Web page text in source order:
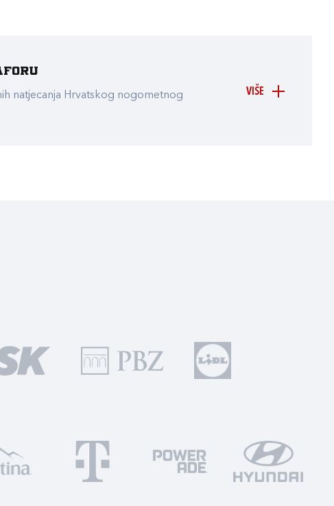
VIŠE
natjecanja Hrvatskog nogometnog